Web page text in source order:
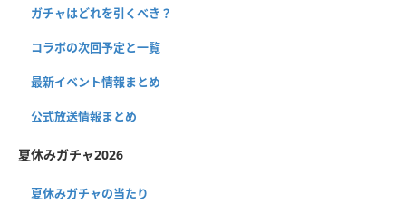
ガチャはどれを引くべき？
コラボの次回予定と一覧
最新イベント情報まとめ
公式放送情報まとめ
夏休みガチャ2026
夏休みガチャの当たり